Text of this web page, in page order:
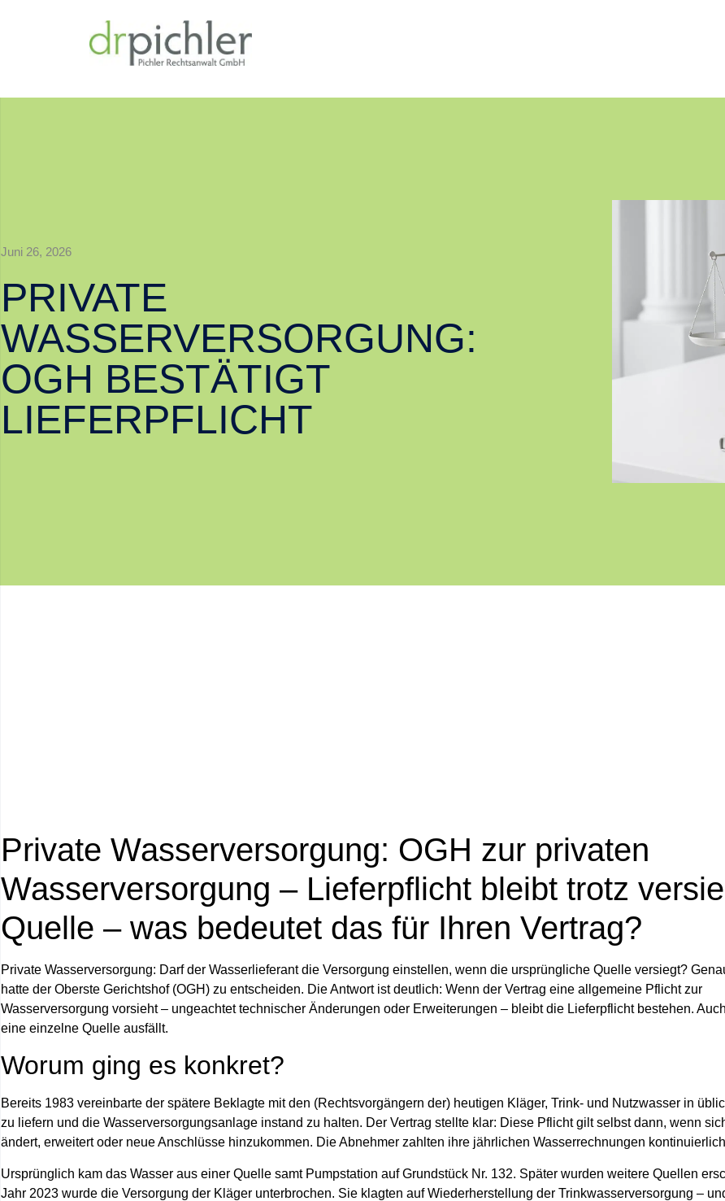
Juni 26, 2026
PRIVATE
WASSERVERSORGUNG:
OGH BESTÄTIGT
LIEFERPFLICHT
Private Wasserversorgung: OGH zur privaten
Wasserversorgung – Lieferpflicht bleibt trotz
Quelle – was bedeutet das für Ihren Vertrag?
Private Wasserversorgung: Darf der Wasserlieferant die Versorgung einstellen, wenn die ursprüngliche Quelle versiegt?
hatte der Oberste Gerichtshof (OGH) zu entscheiden. Die Antwort ist deutlich: Wenn der Vertrag eine allgemeine Pflicht zur
Wasserversorgung vorsieht – ungeachtet technischer Änderungen oder Erweiterungen – bleibt die Lieferpflicht bestehen.
eine einzelne Quelle ausfällt.
Worum ging es konkret?
Bereits 1983 vereinbarte der spätere Beklagte mit den (Rechtsvorgängern der) heutigen Kläger, Trink- und Nutzwasser in
zu liefern und die Wasserversorgungsanlage instand zu halten. Der Vertrag stellte klar: Diese Pflicht gilt selbst dann, wenn
ändert, erweitert oder neue Anschlüsse hinzukommen. Die Abnehmer zahlten ihre jährlichen Wasserrechnungen
Ursprünglich kam das Wasser aus einer Quelle samt Pumpstation auf Grundstück Nr. 132. Später wurden weitere Quellen
Jahr 2023 wurde die Versorgung der Kläger unterbrochen. Sie klagten auf Wiederherstellung der Trinkwasserversorgung –